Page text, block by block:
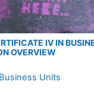
IV IN
OVERVIEW
Units